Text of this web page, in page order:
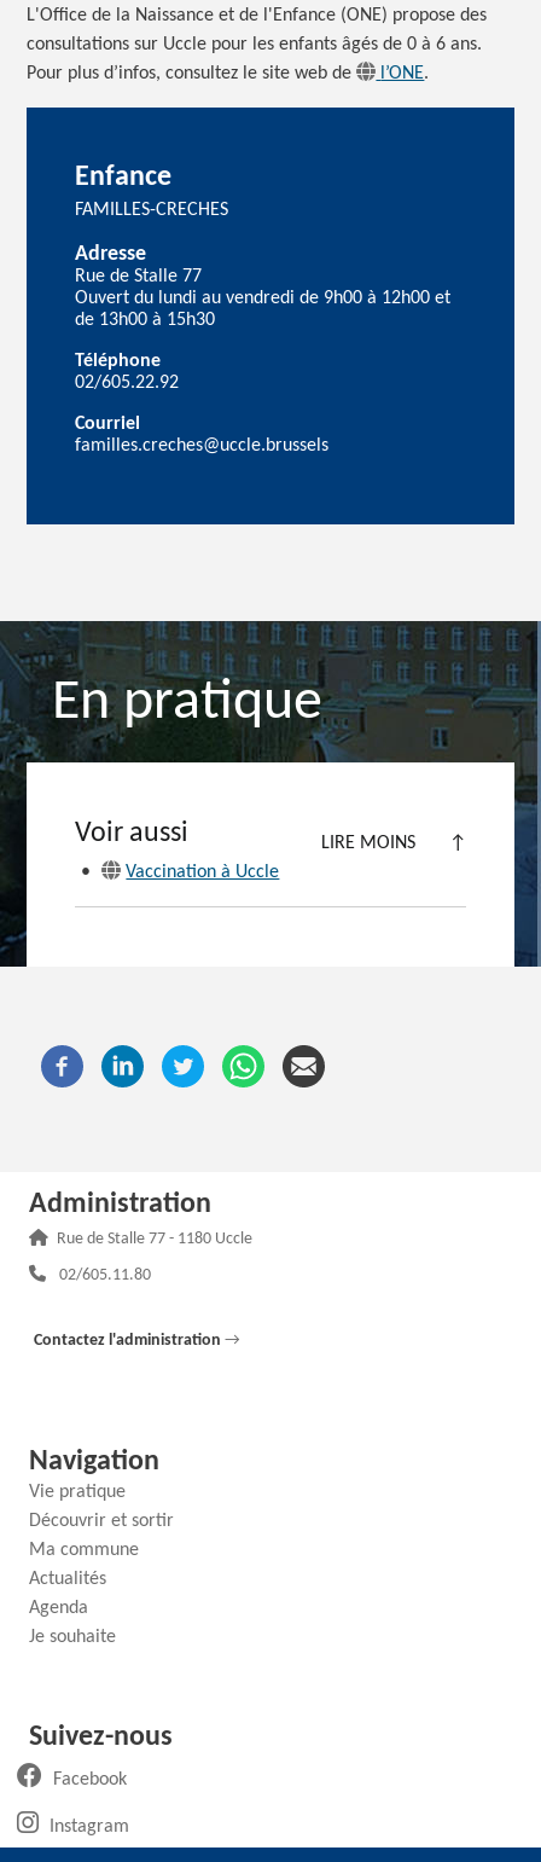
L'Office de la Naissance et de l'Enfance (ONE) propose des
consultations sur Uccle pour les enfants âgés de 0 à 6 ans.
Pour plus d’infos, consultez le site web de
l’ONE.
Enfance
FAMILLES-CRECHES
Adresse
Rue de Stalle 77
Ouvert du lundi au vendredi de 9h00 à 12h00 et
de 13h00 à 15h30
Téléphone
02/605.22.92
Courriel
familles.creches@uccle.brussels
En pratique
Voir aussi LIRE MOINS
↑
•
Vaccination à Uccle
Administration
Adresse :
Rue de Stalle 77 - 1180 Uccle
Téléphone :
02/605.11.80
Contactez l'administration →
Navigation
Vie pratique
Découvrir et sortir
Ma commune
Actualités
Agenda
Je souhaite
Suivez-nous
Facebook(ouvre un nouvel onglet)
Instagram(ouvre un nouvel onglet)